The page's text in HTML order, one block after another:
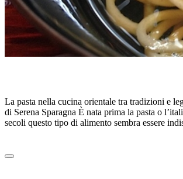
La pasta nella cucina orientale tra tradizioni e
di Serena Sparagna È nata prima la pasta o
secoli questo tipo di alimento sembra essere